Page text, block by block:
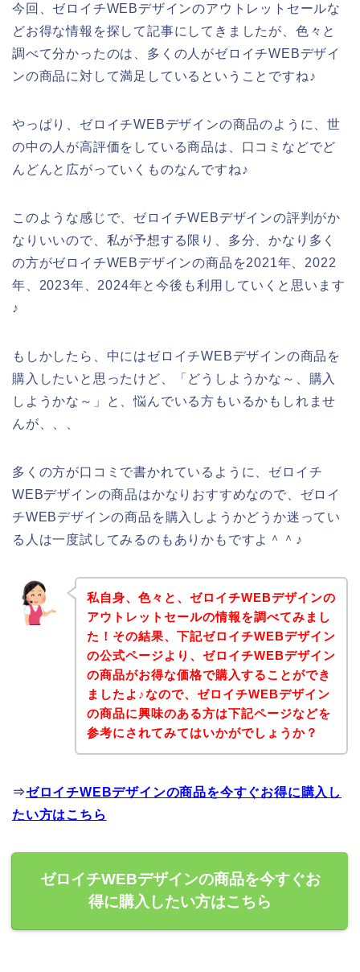
今回、ゼロイチWEBデザインのアウトレットセールな
どお得な情報を探して記事にしてきましたが、色々と
調べて分かったのは、多くの人がゼロイチWEBデザイ
ンの商品に対して満足しているということですね♪
やっぱり、ゼロイチWEBデザインの商品のように、世
の中の人が高評価をしている商品は、口コミなどでど
んどんと広がっていくものなんですね♪
このような感じで、ゼロイチWEBデザインの評判がか
なりいいので、私が予想する限り、多分、かなり多く
の方がゼロイチWEBデザインの商品を2021年、2022
年、2023年、2024年と今後も利用していくと思います
♪
もしかしたら、中にはゼロイチWEBデザインの商品を
購入したいと思ったけど、「どうしようかな～、購入
しようかな～」と、悩んでいる方もいるかもしれませ
んが、、、
多くの方が口コミで書かれているように、ゼロイチ
WEBデザインの商品はかなりおすすめなので、ゼロイ
チWEBデザインの商品を購入しようかどうか迷ってい
る人は一度試してみるのもありかもですよ＾＾♪
私自身、色々と、ゼロイチWEBデザインの
アウトレットセールの情報を調べてみまし
た！その結果、下記ゼロイチWEBデザイン
の公式ページより、ゼロイチWEBデザイン
の商品がお得な価格で購入することができ
ましたよ♪なので、ゼロイチWEBデザイン
の商品に興味のある方は下記ページなどを
参考にされてみてはいかがでしょうか？
⇒ゼロイチWEBデザインの商品を今すぐお得に購入し
たい方はこちら
ゼロイチWEBデザインの商品を今すぐお
得に購入したい方はこちら